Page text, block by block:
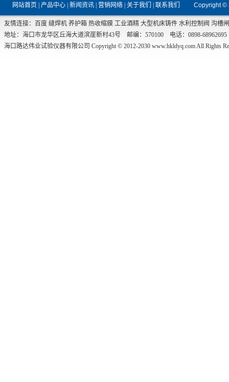
网站首页 产品中心 新闻资讯 营销网络 关于我们 联系我们 Copyright
友情连接： 百度 缝焊机 养护箱 热收缩膜 工业酒精 大型机床铸件 水利控制阀 沟槽
地址：海口市龙华区丘海大道滨崖新村43号 邮编：570100 电话：0898-
海口路达伟业试验仪器有限公司 Copyright © 2012-2030 www.hkldyq.comAll Rights